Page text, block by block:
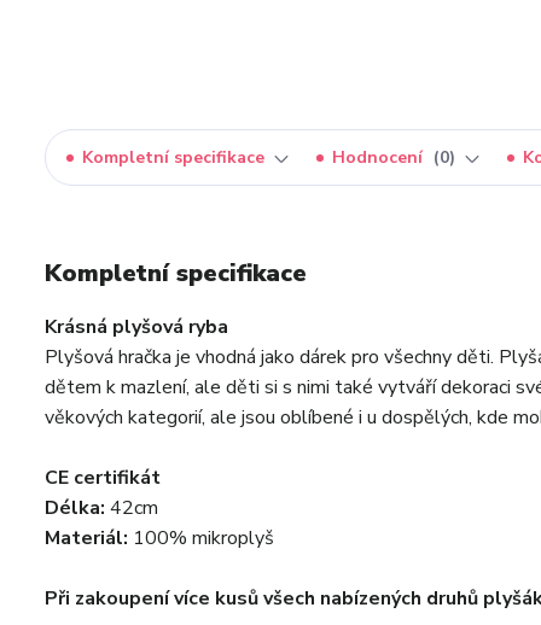
Kompletní specifikace Hodnocení 0
Kompletní specifikace
Krásná plyšová ryba
Plyšová hračka je vhodná jako dárek pro všechny děti.
dětem k mazlení, ale děti si s nimi také vytváří dekoraci
věkových kategorií, ale jsou oblíbené i u dospělých, kde
CE certifikát
Délka: 42cm
Materiál: 100% mikroplyš
Při zakoupení více kusů všech nabízených druhů